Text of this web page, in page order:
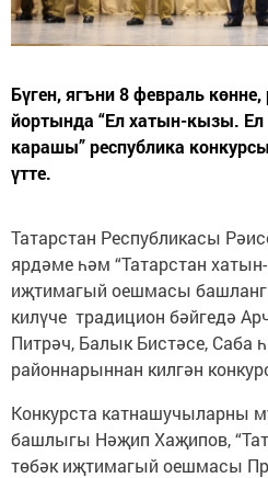
Бүген, ягъни 8 февраль
йортында “Ел хатын-кызы.
карашы” республика
үтте.
Татарстан Республикасы
ярдәме һәм “Татарстан
иҗтимагый оешмасы
килүче традицион бәйгедә
Питрәч, Балык Бистәсе, Саба
районнарыннан килгән
Конкурста катнашучыларны
башлыгы Нәҗип Хаҗипов,
төбәк иҗтимагый оешмасы